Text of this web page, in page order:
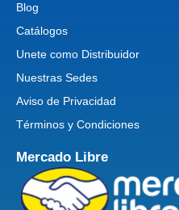
Blog
Catálogos
Unete como Distribuidor
Nuestras Sedes
Aviso de Privacidad
Términos y Condiciones
Mercado Libre